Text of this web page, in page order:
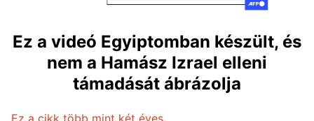
Ez a videó Egyiptomban készült, és
nem a Hamász Izrael elleni
támadását ábrázolja
Ez a cikk több mint két éves.